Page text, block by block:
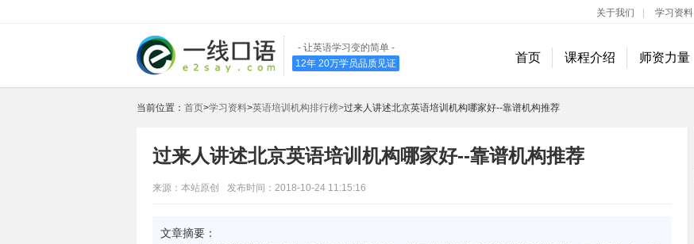
关于我们 学习资料
- 让英语学习变的简单 -
12年 20万学员品质见证
首页 课程介绍 师资力量
当前位置： 首页>学习资料>英语培训机构排行榜>过来人讲述北京英语培训机构哪家好--靠谱机构推荐
过来人讲述北京英语培训机构哪家好--靠谱机构推荐
来源：本站原创 发布时间：2018-10-24 11:15:16
文章摘要：